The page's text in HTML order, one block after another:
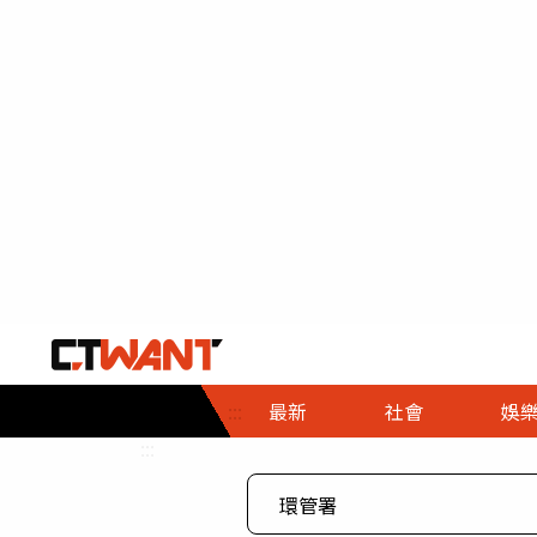
::: 最新 社會
社會首頁
時事
娛樂
娛樂首頁
即時
專題
財經首頁
熱線
３Ｃ
政